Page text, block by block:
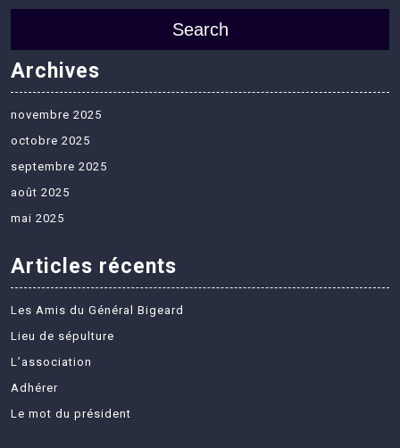
Search
Archives
novembre 2025
octobre 2025
septembre 2025
août 2025
mai 2025
Articles récents
Les Amis du Général Bigeard
Lieu de sépulture
L’association
Adhérer
Le mot du président